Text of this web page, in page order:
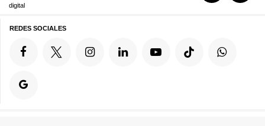
digital
REDES SOCIALES